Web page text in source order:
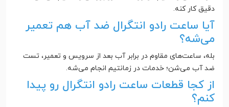
دقیق کار کنه.
آیا ساعت رادو انتگرال ضد آب هم تعمیر
می‌شه؟
بله، ساعت‌های مقاوم در برابر آب بعد از سرویس و تعمیر، تست
ضد آب می‌شن؛ خدمات در زمانتیم انجام می‌شه.
از کجا قطعات ساعت رادو انتگرال رو پیدا
کنم؟